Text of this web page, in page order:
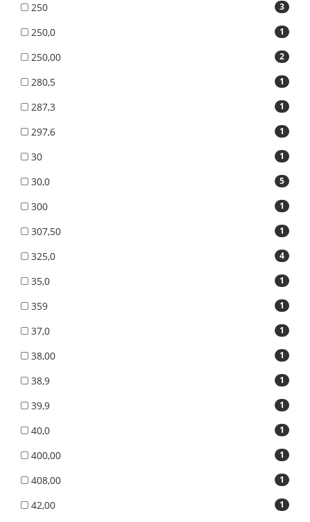
3
250
1
250,0
2
250,00
1
280,5
1
287,3
1
297,6
1
30
5
30,0
1
300
1
307,50
4
325,0
1
35,0
1
359
1
37,0
1
38,00
1
38,9
1
39,9
1
40,0
1
400,00
1
408,00
1
42,00